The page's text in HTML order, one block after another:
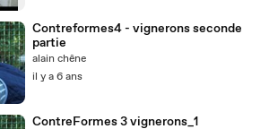
Contreformes4 - vignerons seconde
partie
alain chêne
il y a 6 ans
ContreFormes 3 vignerons_1